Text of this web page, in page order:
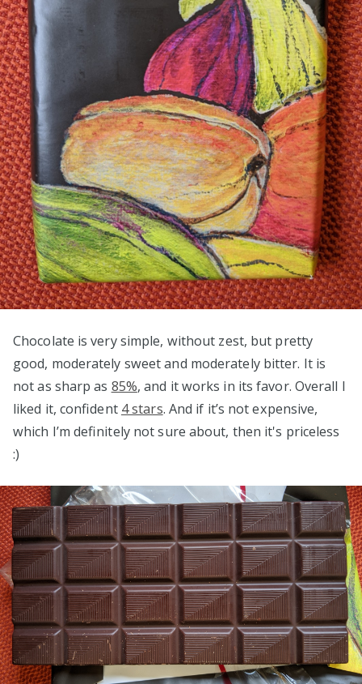
Chocolate is very simple, without zest, but pretty
good, moderately sweet and moderately bitter. It is
not as sharp as 85%, and it works in its favor. Overall I
liked it, confident 4 stars. And if it’s not expensive,
which I’m definitely not sure about, then it's priceless
:)